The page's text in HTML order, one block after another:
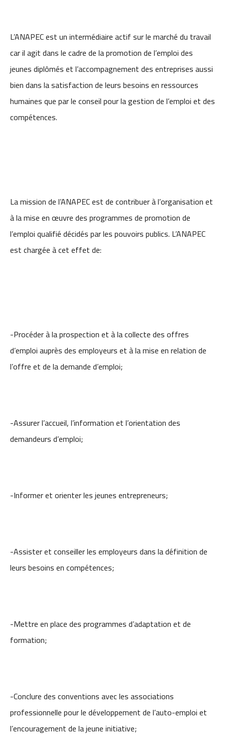
L’ANAPEC est un intermédiaire actif sur le marché du travail
car il agit dans le cadre de la promotion de l’emploi des
jeunes diplômés et l’accompagnement des entreprises aussi
bien dans la satisfaction de leurs besoins en ressources
humaines que par le conseil pour la gestion de l’emploi et des
compétences.
La mission de l’ANAPEC est de contribuer à l’organisation et
à la mise en œuvre des programmes de promotion de
l’emploi qualifié décidés par les pouvoirs publics. L’ANAPEC
est chargée à cet effet de:
-Procéder à la prospection et à la collecte des offres
d’emploi auprès des employeurs et à la mise en relation de
l’offre et de la demande d’emploi;
-Assurer l’accueil, l’information et l’orientation des
demandeurs d’emploi;
-Informer et orienter les jeunes entrepreneurs;
-Assister et conseiller les employeurs dans la définition de
leurs besoins en compétences;
-Mettre en place des programmes d’adaptation et de
formation;
-Conclure des conventions avec les associations
professionnelle pour le développement de l’auto-emploi et
l’encouragement de la jeune initiative;